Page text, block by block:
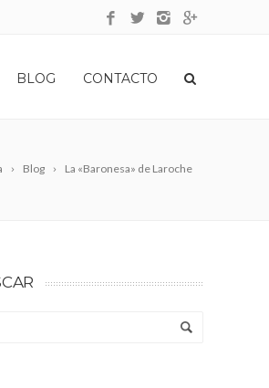
BLOG CONTACTO
Blog La «Baronesa» de Laroche